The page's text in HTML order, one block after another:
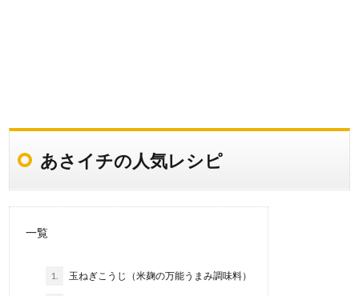
あさイチの人気レシピ
一覧
1. 玉ねぎこうじ（米麹の万能うまみ調味料）